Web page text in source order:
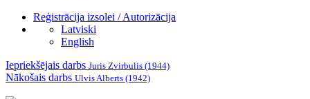
Reģistrācija izsolei / Autorizācija
Latviski
English
Iepriekšējais darbs Juris Zvirbulis (1944)
Nākošais darbs Ulvis Alberts (1942)